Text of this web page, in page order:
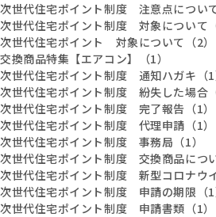
次世代住宅ポイント制度 注意点について
次世代住宅ポイント制度 対象について（
次世代住宅ポイント 対象について（2）
交換商品特集【エアコン】（1）
次世代住宅ポイント制度 通知ハガキ（1
次世代住宅ポイント制度 紛失した場合（
次世代住宅ポイント制度 完了報告（1）
次世代住宅ポイント制度 代理申請（1）
次世代住宅ポイント制度 事務局（1）
次世代住宅ポイント制度 交換商品につい
次世代住宅ポイント制度 新型コロナウ
次世代住宅ポイント制度 申請の期限（1
次世代住宅ポイント制度 申請書類（1）